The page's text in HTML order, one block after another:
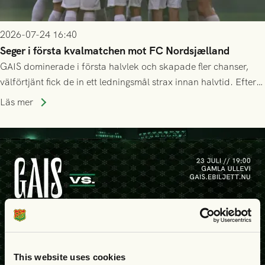
This website uses cookies
2026-07-24 16:40
Seger i första kvalmatchen mot FC Nordsjælland
GAIS dominerade i första halvlek och skapade fler chanser,
välförtjänt fick de in ett ledningsmål strax innan halvtid. Efter
halvtidsvilan sjönk tempot när Nordsjälland tilläts ha mer av
seger! Matchfoto: Mikael Josefsson & Lasse Ekström
Läs mer